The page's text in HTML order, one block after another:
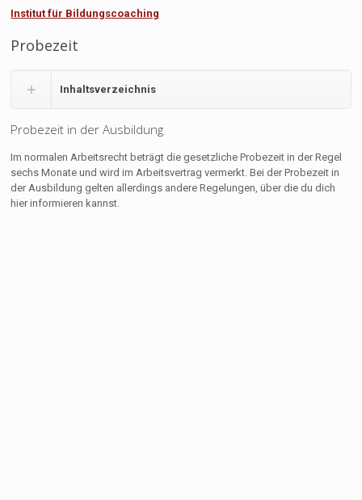
Institut für Bildungscoaching
Probezeit
Inhaltsverzeichnis
Probezeit in der Ausbildung
Im normalen Arbeitsrecht beträgt die gesetzliche Probezeit in der Regel
sechs Monate und wird im Arbeitsvertrag vermerkt. Bei der Probezeit in
der Ausbildung gelten allerdings andere Regelungen, über die du dich
hier informieren kannst.